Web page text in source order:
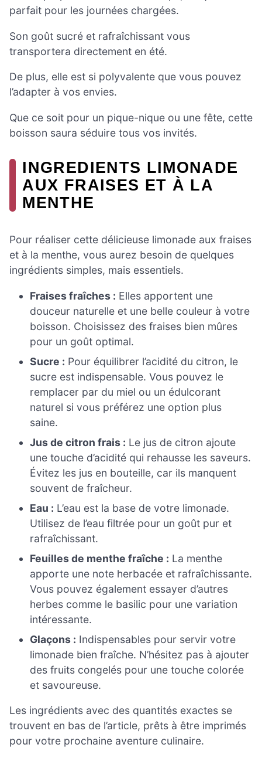
parfait pour les journées chargées.
Son goût sucré et rafraîchissant vous
transportera directement en été.
De plus, elle est si polyvalente que vous pouvez
l’adapter à vos envies.
Que ce soit pour un pique-nique ou une fête, cette
boisson saura séduire tous vos invités.
INGREDIENTS LIMONADE
AUX FRAISES ET À LA
MENTHE
Pour réaliser cette délicieuse limonade aux fraises
et à la menthe, vous aurez besoin de quelques
ingrédients simples, mais essentiels.
Fraises fraîches : Elles apportent une
douceur naturelle et une belle couleur à votre
boisson. Choisissez des fraises bien mûres
pour un goût optimal.
Sucre : Pour équilibrer l’acidité du citron, le
sucre est indispensable. Vous pouvez le
remplacer par du miel ou un édulcorant
naturel si vous préférez une option plus
saine.
Jus de citron frais : Le jus de citron ajoute
une touche d’acidité qui rehausse les saveurs.
Évitez les jus en bouteille, car ils manquent
souvent de fraîcheur.
Eau : L’eau est la base de votre limonade.
Utilisez de l’eau filtrée pour un goût pur et
rafraîchissant.
Feuilles de menthe fraîche : La menthe
apporte une note herbacée et rafraîchissante.
Vous pouvez également essayer d’autres
herbes comme le basilic pour une variation
intéressante.
Glaçons : Indispensables pour servir votre
limonade bien fraîche. N’hésitez pas à ajouter
des fruits congelés pour une touche colorée
et savoureuse.
Les ingrédients avec des quantités exactes se
trouvent en bas de l’article, prêts à être imprimés
pour votre prochaine aventure culinaire.